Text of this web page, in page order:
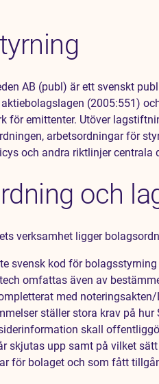
AB (publ) är ett svenskt
(2005:551)
för emittenter. Utöver
arbetsordningar för
och andra riktlinjer centrala
och
verksamhet ligger
svensk kod för
omfattas även av
med
ställer stora krav på
skall
skjutas upp samt på vilket
för bolaget och som fått